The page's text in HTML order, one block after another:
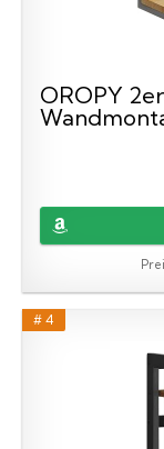
OROPY
# 4